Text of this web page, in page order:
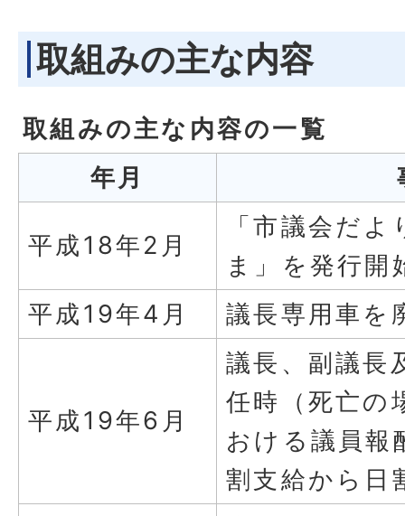
取組みの主な内容
取組みの主な内容の一覧
年月
平成18年2月
「市議会だ
ま」を発行
平成19年4月
議長専用車を
平成19年6月
議長、副議長
任時（死亡の
おける議員報
割支給から日